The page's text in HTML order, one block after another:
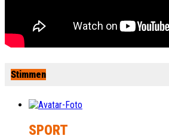
Stimmen
SPORT